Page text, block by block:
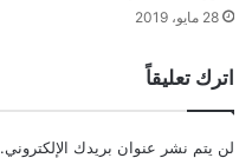
28 مايو، 2019
اترك تعليقاً
لن يتم نشر عنوان بريدك الإلكتروني.